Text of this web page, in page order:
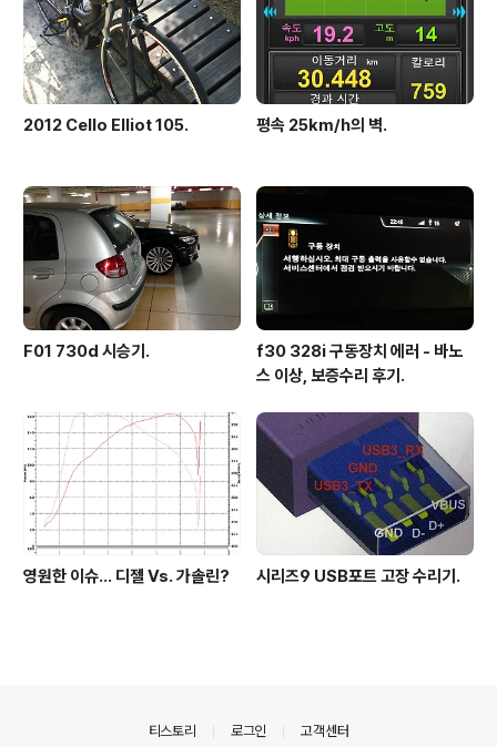
2012 Cello Elliot 105. 평속 25km/h의 벽.
F01 730d 시승기.
f30 328i 구동장치 에러 - 바노
스 이상, 보증수리 후기.
영원한 이슈... 디젤 Vs. 가솔린? 시리즈9 USB포트 고장 수리기.
티스토리 로그인 고객센터